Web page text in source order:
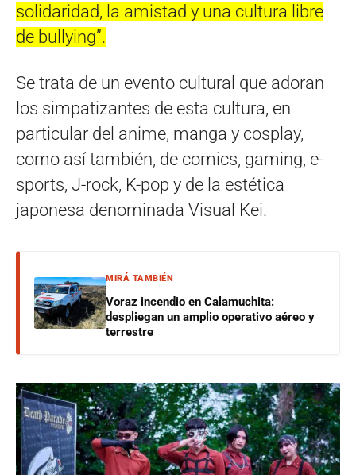
solidaridad, la amistad y una cultura libre
de bullying”.
Se trata de un evento cultural que adoran
los simpatizantes de esta cultura, en
particular del anime, manga y cosplay,
como así también, de comics, gaming, e-
sports, J-rock, K-pop y de la estética
japonesa denominada Visual Kei.
MIRÁ TAMBIÉN
Voraz incendio en Calamuchita:
despliegan un amplio operativo aéreo y
terrestre